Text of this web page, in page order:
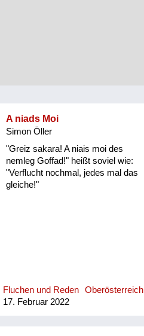
A niads Moi
Simon Öller
"Greiz sakara! A niais moi des
nemleg Goffad!" heißt soviel wie:
"Verflucht nochmal, jedes mal das
gleiche!"
Fluchen und Reden
Oberösterreich
17. Februar 2022